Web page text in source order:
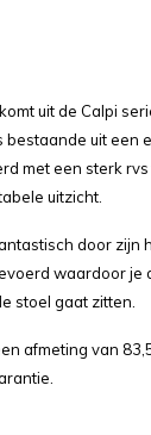
uit de Calpi
uit een
met een sterk rvs
uitzicht.
door zijn
waardoor je
stoel gaat zitten.
afmeting van